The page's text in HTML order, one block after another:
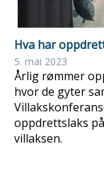
Hva har
5. mai 2023
Årlig rømmer
hvor de gyter
oppdrettslaks
villaksen.